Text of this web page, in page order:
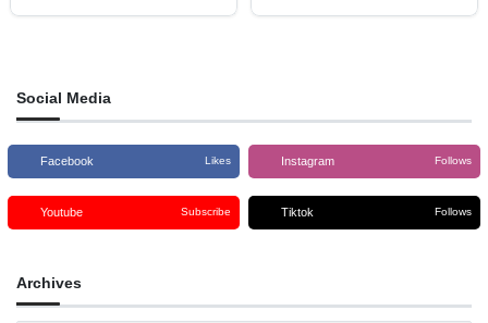
nu’udar prezente ba
hetan xamada telefónika hosi
Social Media
Facebook Likes Instagram Follows
Youtube Subscribe Tiktok Follows
Archives